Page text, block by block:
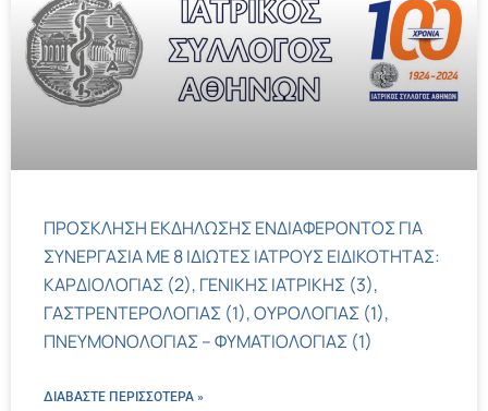
ΠΡΟΣΚΛΗΣΗ ΕΚΔΗΛΩΣΗΣ ΕΝΔΙΑΦΕΡΟΝΤΟΣ ΓΙΑ
ΣΥΝΕΡΓΑΣΙΑ ΜΕ 8 ΙΔΙΩΤΕΣ ΙΑΤΡΟΥΣ ΕΙΔΙΚΟΤΗΤΑΣ:
ΚΑΡΔΙΟΛΟΓΙΑΣ (2), ΓΕΝΙΚΗΣ ΙΑΤΡΙΚΗΣ (3),
ΓΑΣΤΡΕΝΤΕΡΟΛΟΓΙΑΣ (1), ΟΥΡΟΛΟΓΙΑΣ (1),
ΠΝΕΥΜΟΝΟΛΟΓΙΑΣ – ΦΥΜΑΤΙΟΛΟΓΙΑΣ (1)
ΔΙΑΒΑΣΤΕ ΠΕΡΙΣΣΌΤΕΡΑ »